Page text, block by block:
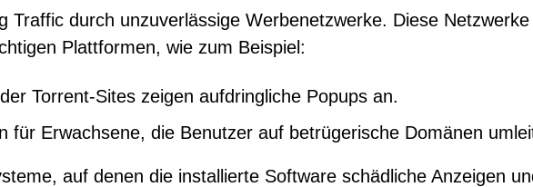
Traffic durch unzuverlässige Werbenetzwerke. Diese Netzwerke
Plattformen, wie zum Beispiel:
Torrent-Sites zeigen aufdringliche Popups an.
für Erwachsene, die Benutzer auf betrügerische Domänen
auf denen die installierte Software schädliche Anzeigen